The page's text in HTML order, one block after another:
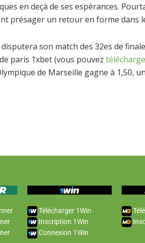
en deçà de ses espérances.
présager un retour en forme dans
son match des 32es de
paris 1xbet (vous pouvez
de Marseille gagne à 1,50,
Télécharger 1Win
Inscription 1Win
Connexion 1Win